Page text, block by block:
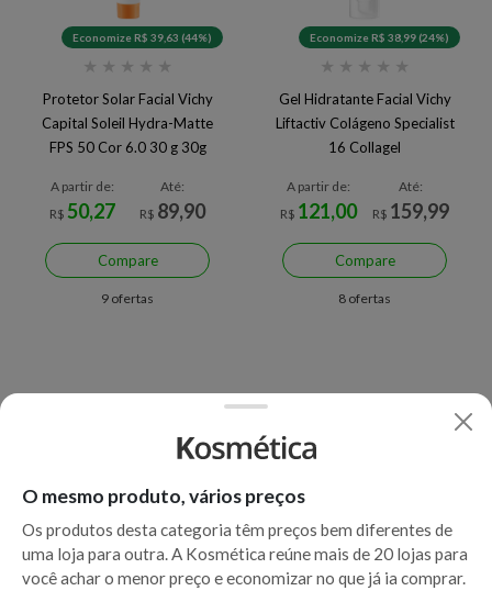
Economize R$ 39,63 (44%)
★ ★ ★ ★ ★
Protetor Solar Facial Vichy
Capital Soleil Hydra-Matte
FPS 50 Cor 6.0 30 g 30g
A partir de:
R$50,27
Até:
R$ 89,90
Compare
9 ofertas
Economize R$ 38,99 (24%)
★ ★ ★ ★ ★
Gel Hidratante Facial Vichy
Liftactiv Colágeno Specialist
16 Collagel
A partir de:
R$ 121,00
Até:
R$ 159,99
Compare
8 ofertas
O mesmo produto, vários preços
Os produtos desta categoria têm preços bem diferentes de
uma loja para outra. A Kosmética reúne mais de 20 lojas para
você achar o menor preço e economizar no que já ia comprar.